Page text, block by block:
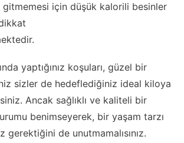
için düşük kalorili besinler
yaptığınız koşuları, güzel bir
sizler de hedeflediğiniz ideal kiloya
Ancak sağlıklı ve kaliteli bir
benimseyerek, bir yaşam tarzı
gerektiğini de unutmamalısınız.